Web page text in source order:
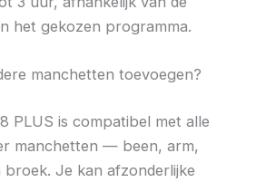
het gekozen programma.
manchetten toevoegen?
PLUS is compatibel met alle
manchetten — been, arm,
broek. Je kan afzonderlijke